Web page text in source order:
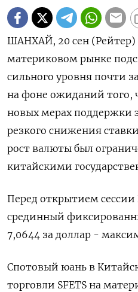
ШАНХАЙ, 20 сен
материковом рынке
сильного уровня почти
на фоне ожиданий того,
новых мерах поддержки
резкого снижения
рост валюты был
китайскими
Перед открытием
срединный
7,0644 за доллар -
Спотовый юань в
торговли SFETS на